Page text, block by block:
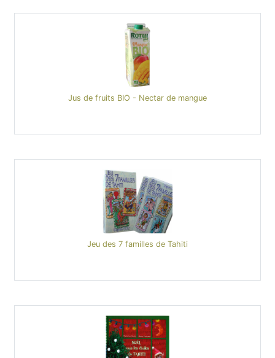
Jus de fruits BIO - Nectar de mangue
Jeu des 7 familles de Tahiti